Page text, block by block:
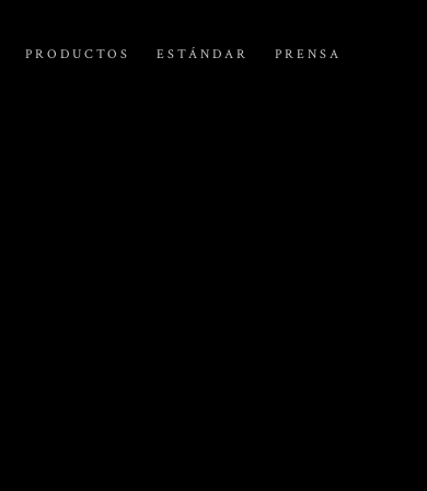
PRODUCTOS ESTÁNDAR PRENSA